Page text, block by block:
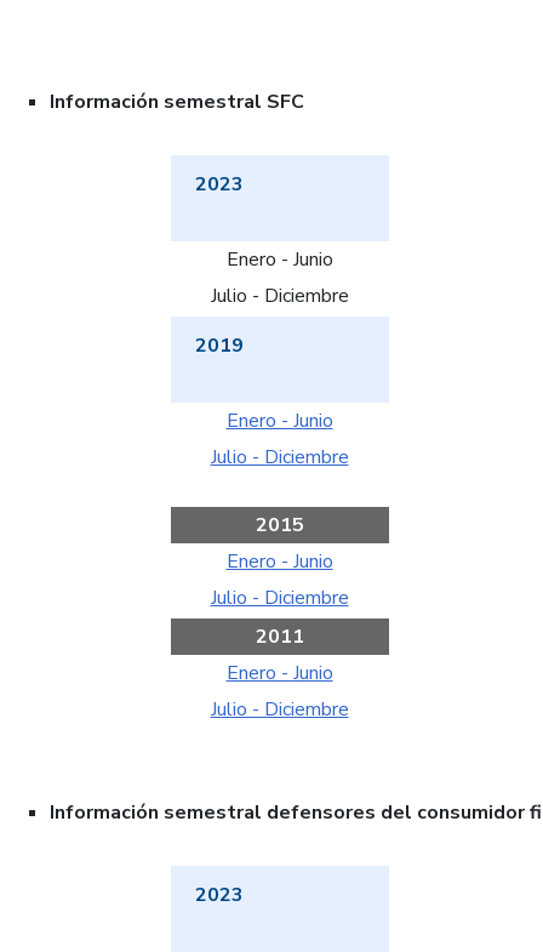
Información semestral SFC
2023
Enero - Junio
Julio - Diciembre
2019
Enero - Junio
Julio - Diciembre
2015
Enero - Junio
Julio - Diciembre
2011
Enero - Junio
Julio - Diciembre
Información semestral defensores del consumidor
2023